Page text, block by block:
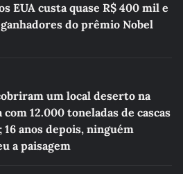
EUA custa quase R$ 400 mil e
do prêmio Nobel
um local deserto na
com 12.000 toneladas de cascas
16 anos depois, ninguém
a paisagem